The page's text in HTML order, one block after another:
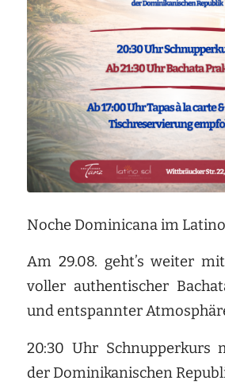
Noche Dominicana im
Am 29.08. geht’s weiter
voller authentischer
und entspannter
20:30 Uhr Schnupperkurs
der Dominikanischen